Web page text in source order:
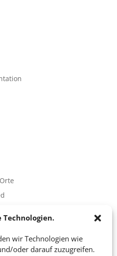
Technologien.
wir Technologien wie
oder darauf zuzugreifen.